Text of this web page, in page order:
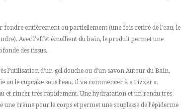
fondre entièrement ou partiellement (une fois retiré de l’eau, le
Avec l’effet émollient du bain, le produit permet une
des tissus.
l’utilisation d’un gel douche ou d’un savon Autour du Bain,
ou le cupcake sous l’eau. Il va commencer à « Fizzer ».
et rincer très rapidement. Une hydratation et un rendu très
une crème pour le corps et permet une souplesse de l’épiderme